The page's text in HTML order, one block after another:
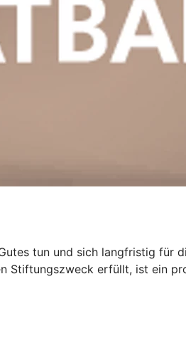
tun und sich langfristig für
Stiftungszweck erfüllt, ist ein